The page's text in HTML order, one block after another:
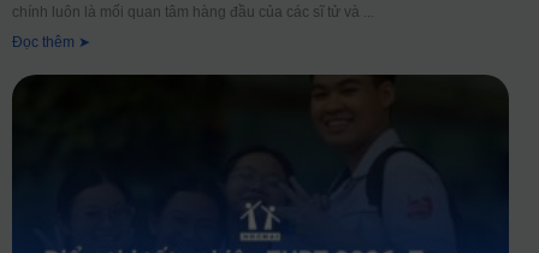
chính luôn là mối quan tâm hàng đầu của các sĩ tử và
Đọc thêm ➤